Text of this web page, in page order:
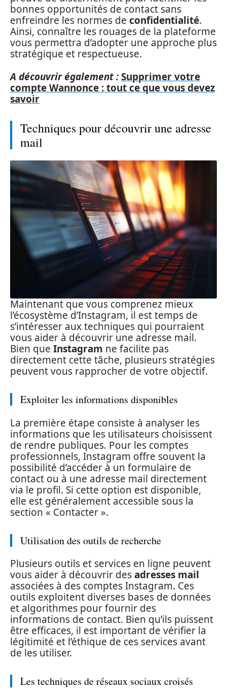
bonnes opportunités de contact sans
enfreindre les normes de confidentialité.
Ainsi, connaître les rouages de la plateforme
vous permettra d’adopter une approche plus
stratégique et respectueuse.
A découvrir également :Supprimer votre
compte Wannonce : tout ce que vous devez
savoir
Techniques pour découvrir une adresse
mail
Maintenant que vous comprenez mieux
l’écosystème d’Instagram, il est temps de
s’intéresser aux techniques qui pourraient
vous aider à découvrir une adresse mail.
Bien que Instagram ne facilite pas
directement cette tâche, plusieurs stratégies
peuvent vous rapprocher de votre objectif.
Exploiter les informations disponibles
La première étape consiste à analyser les
informations que les utilisateurs choisissent
de rendre publiques. Pour les comptes
professionnels, Instagram offre souvent la
possibilité d’accéder à un formulaire de
contact ou à une adresse mail directement
via le profil. Si cette option est disponible,
elle est généralement accessible sous la
section « Contacter ».
Utilisation des outils de recherche
Plusieurs outils et services en ligne peuvent
vous aider à découvrir desadresses mail
associées à des comptes Instagram. Ces
outils exploitent diverses bases de données
et algorithmes pour fournir des
informations de contact. Bien qu’ils puissent
être efficaces, il est important de vérifier la
légitimité et l’éthique de ces services avant
de les utiliser.
Les techniques de réseaux sociaux croisés